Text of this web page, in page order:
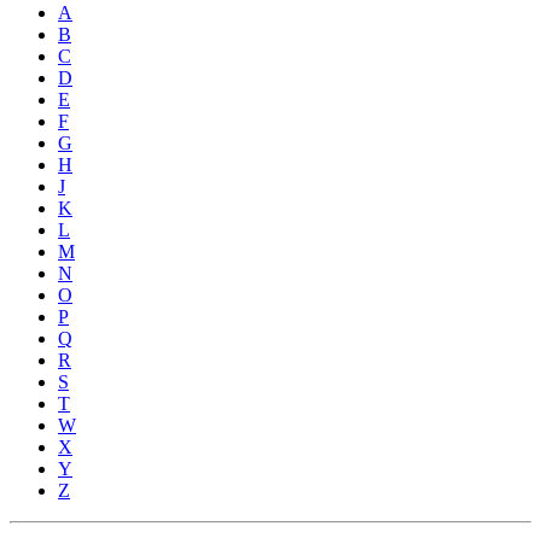
A
B
C
D
E
F
G
H
J
K
L
M
N
O
P
Q
R
S
T
W
X
Y
Z